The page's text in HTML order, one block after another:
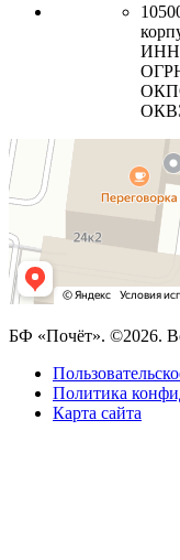
ИНН:
БФ «Почёт». ©2026.
Политика
Карта сайта